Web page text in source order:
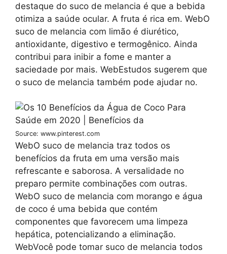
destaque do suco de melancia é que a bebida
otimiza a saúde ocular. A fruta é rica em. WebO
suco de melancia com limão é diurético,
antioxidante, digestivo e termogênico. Ainda
contribui para inibir a fome e manter a
saciedade por mais. WebEstudos sugerem que
o suco de melancia também pode ajudar no.
Source: www.pinterest.com
WebO suco de melancia traz todos os
benefícios da fruta em uma versão mais
refrescante e saborosa. A versalidade no
preparo permite combinações com outras.
WebO suco de melancia com morango e água
de coco é uma bebida que contém
componentes que favorecem uma limpeza
hepática, potencializando a eliminação.
WebVocê pode tomar suco de melancia todos